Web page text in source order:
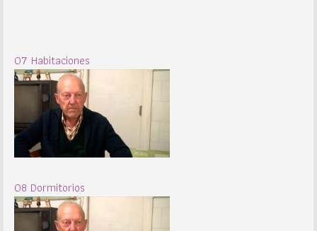
07 Habitaciones
08 Dormitorios